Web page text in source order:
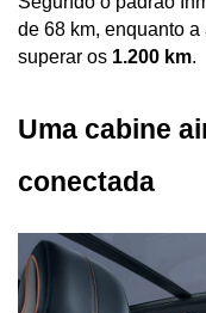
de 68 km, enquanto
superar os 1.200 km.
Uma cabine
conectada